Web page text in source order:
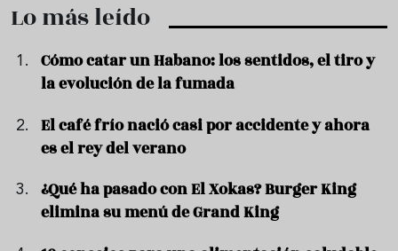
Lo más leído
Cómo catar un Habano: los sentidos, el tiro y
la evolución de la fumada
El café frío nació casi por accidente y ahora
es el rey del verano
¿Qué ha pasado con El Xokas? Burger King
elimina su menú de Grand King